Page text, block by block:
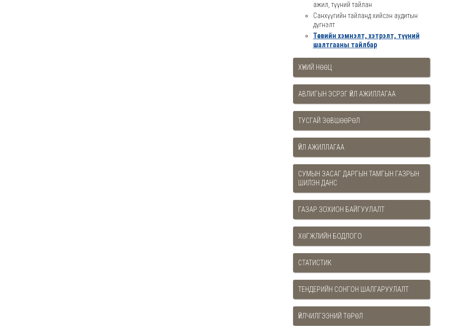
ажил, түүний тайлан
Санхүүгийн тайланд хийсэн аудитын
дүгнэлт
Төсвийн хэмнэлт, хэтрэлт, түүний
шалтгааны тайлбар
ХҮНИЙ НӨӨЦ
АВЛИГЫН ЭСРЭГ ҮЙЛ АЖИЛЛАГАА
ТУСГАЙ ЗӨВШӨӨРӨЛ
ҮЙЛ АЖИЛЛАГАА
СУМЫН ЗАСАГ ДАРГЫН ТАМГЫН ГАЗРЫН
ШИЛЭН ДАНС
ГАЗАР ЗОХИОН БАЙГУУЛАЛТ
ХӨГЖЛИЙН БОДЛОГО
СТАТИСТИК
ТЕНДЕРИЙН СОНГОН ШАЛГАРУУЛАЛТ
ҮЙЛЧИЛГЭЭНИЙ ТӨРӨЛ